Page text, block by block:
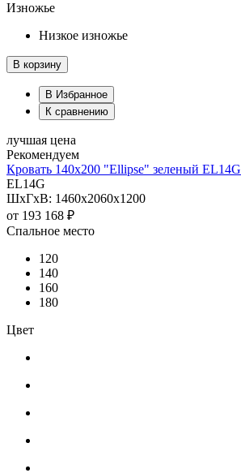
Изножье
Низкое изножье
В корзину
В Избранное
К сравнению
лучшая цена
Рекомендуем
Кровать 140х200 "Ellipse" зеленый EL14G
EL14G
ШхГхВ: 1460х2060х1200
от 193 168 ₽
Спальное место
120
140
160
180
Цвет